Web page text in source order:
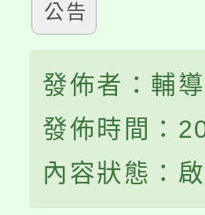
公告
發佈者：輔
發佈時間：
內容狀態：